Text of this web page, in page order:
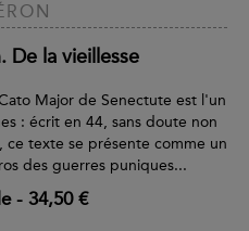
De la vieillesse
Major de Senectute est l'un
: écrit en 44, sans doute non
ce texte se présente comme un
des guerres puniques...
- 34,50 €